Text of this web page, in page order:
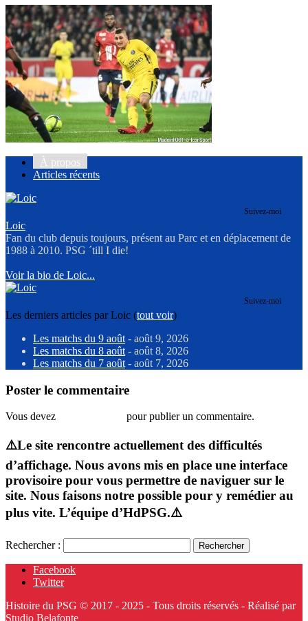
À propos
Articles récents
Suivez-moi
Loic
Fan du club depuis toujours, présent au Parc et en déplacement de
1988 à 2010. PSG ´till I die!
Voir la bio de Loic...
Suivez-moi
Les derniers articles par Loic (tout voir)
Les matchs du 9 août - août 9, 2026
Les matchs du 8 août - août 8, 2026
Les matchs du 7 août - août 7, 2026
Poster le commentaire
Vous devez pour publier un commentaire.
⚠️Le site rencontre actuellement des difficultés
d’affichage. Nous avons mis en place une interface
provisoire pour vous permettre de naviguer sur le
site. Nous faisons notre possible pour y remédier au
plus vite. L’équipe d’HdPSG.⚠️
Rechercher :
Facebook
Twitter
Histoire du PSG © 2017 - 2025 - Tous droits réservés - Réalisé par
Studio Belafonte